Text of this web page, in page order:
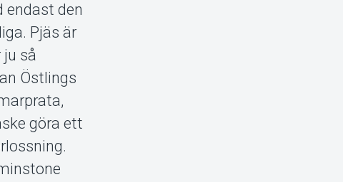
endast den
Pjäs är
så
Östlings
göra ett